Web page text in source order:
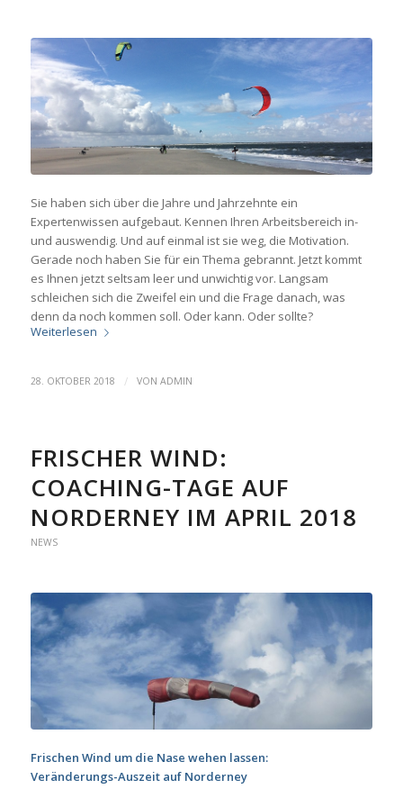
Sie haben sich über die Jahre und Jahrzehnte ein
Expertenwissen aufgebaut. Kennen Ihren Arbeitsbereich in-
und auswendig. Und auf einmal ist sie weg, die Motivation.
Gerade noch haben Sie für ein Thema gebrannt. Jetzt kommt
es Ihnen jetzt seltsam leer und unwichtig vor. Langsam
schleichen sich die Zweifel ein und die Frage danach, was
denn da noch kommen soll. Oder kann. Oder sollte?
Weiterlesen
28. OKTOBER 2018 / VON ADMIN
FRISCHER WIND:
COACHING-TAGE AUF
NORDERNEY IM APRIL 2018
NEWS
Frischen Wind um die Nase wehen lassen:
Veränderungs-Auszeit auf Norderney